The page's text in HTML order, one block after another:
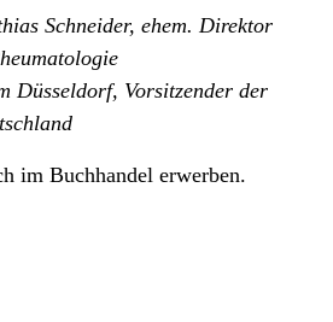
Schneider, ehem. Direktor
Düsseldorf, Vorsitzender der
im Buchhandel erwerben.